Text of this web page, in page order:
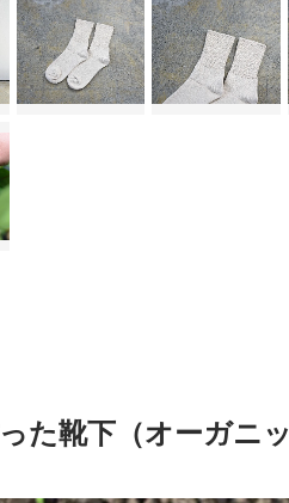
た靴下（オーガニ